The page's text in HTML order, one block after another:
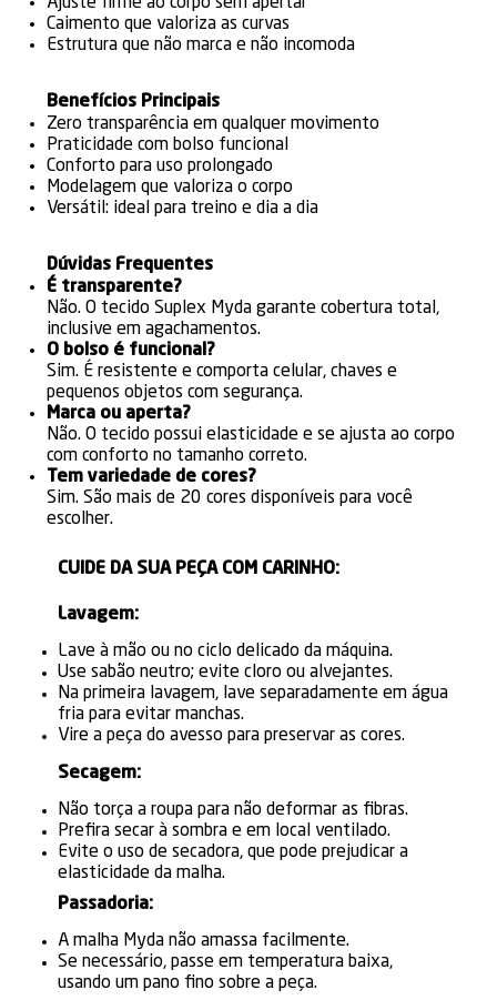
Caimento que valoriza as curvas
Estrutura que não marca e não incomoda
Benefícios Principais
Zero transparência em qualquer movimento
Praticidade com bolso funcional
Conforto para uso prolongado
Modelagem que valoriza o corpo
Versátil: ideal para treino e dia a dia
Dúvidas Frequentes
É transparente?
Não. O tecido Suplex Myda garante cobertura total,
inclusive em agachamentos.
O bolso é funcional?
Sim. É resistente e comporta celular, chaves e
pequenos objetos com segurança.
Marca ou aperta?
Não. O tecido possui elasticidade e se ajusta ao corpo
com conforto no tamanho correto.
Tem variedade de cores?
Sim. São mais de 20 cores disponíveis para você
escolher.
CUIDE DA SUA PEÇA COM CARINHO:
Lavagem:
Lave à mão ou no ciclo delicado da máquina.
Use sabão neutro; evite cloro ou alvejantes.
Na primeira lavagem, lave separadamente em água
fria para evitar manchas.
Vire a peça do avesso para preservar as cores.
Secagem:
Não torça a roupa para não deformar as fibras.
Prefira secar à sombra e em local ventilado.
Evite o uso de secadora, que pode prejudicar a
elasticidade da malha.
Passadoria:
A malha Myda não amassa facilmente.
Se necessário, passe em temperatura baixa,
usando um pano fino sobre a peça.